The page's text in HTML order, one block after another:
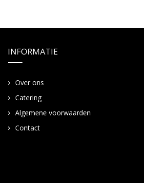
INFORMATIE
Over ons
Catering
Algemene voorwaarden
Contact